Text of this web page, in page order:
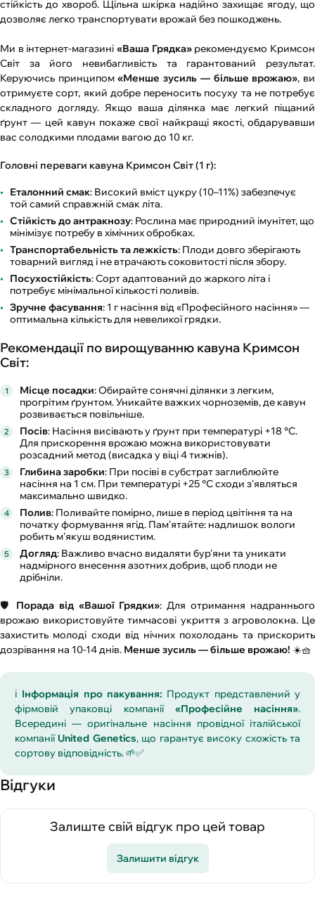
стійкість до хвороб. Щільна шкірка надійно захищає ягоду, що
дозволяє легко транспортувати врожай без пошкоджень.
Ми в інтернет-магазині «Ваша Грядка»рекомендуємо Кримсон
Світ за його невибагливість та гарантований результат.
Керуючись принципом«Менше зусиль — більше врожаю», ви
отримуєте сорт, який добре переносить посуху та не потребує
складного догляду. Якщо ваша ділянка має легкий піщаний
ґрунт — цей кавун покаже свої найкращі якості, обдарувавши
вас солодкими плодами вагою до 10 кг.
Головні переваги кавуна Кримсон Світ (1 г):
Еталонний смак: Високий вміст цукру (10–11%) забезпечує
той самий справжній смак літа.
Стійкість до антракнозу: Рослина має природний імунітет, що
мінімізує потребу в хімічних обробках.
Транспортабельність та лежкість: Плоди довго зберігають
товарний вигляд і не втрачають соковитості після збору.
Посухостійкість: Сорт адаптований до жаркого літа і
потребує мінімальної кількості поливів.
Зручне фасування: 1 г насіння від «Професійного насіння» —
оптимальна кількість для невеликої грядки.
Рекомендації по вирощуванню кавуна Кримсон
Світ:
Місце посадки: Обирайте сонячні ділянки з легким,
прогрітим ґрунтом. Уникайте важких чорноземів, де кавун
розвивається повільніше.
Посів: Насіння висівають у ґрунт при температурі +18 °С.
Для прискорення врожаю можна використовувати
розсадний метод (висадка у віці 4 тижнів).
Глибина заробки: При посіві в субстрат заглиблюйте
насіння на 1 см. При температурі +25 °С сходи з'являться
максимально швидко.
Полив: Поливайте помірно, лише в період цвітіння та на
початку формування ягід. Пам'ятайте: надлишок вологи
робить м'якуш водянистим.
Догляд: Важливо вчасно видаляти бур'яни та уникати
надмірного внесення азотних добрив, щоб плоди не
дрібніли.
🛡️ Порада від «Вашої Грядки»: Для отримання надраннього
врожаю використовуйте тимчасові укриття з агроволокна. Це
захистить молоді сходи від нічних похолодань та прискорить
дозрівання на 10-14 днів. Менше зусиль — більше врожаю! ☀️🧺
ℹ️ Інформація про пакування: Продукт представлений у
фірмовій упаковці компанії «Професійне насіння».
Всередині — оригінальне насіння провідної італійської
компанії United Genetics, що гарантує високу схожість та
сортову відповідність. 🌱✅
Відгуки
Залиште свій відгук про цей товар
Залишити відгук